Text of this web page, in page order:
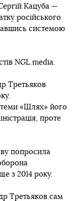
Кацуба —
російського
системою
NGL.media.
Третьяков
«Шлях» його
проте
попросила
з 2014 року.
Третьяков сам